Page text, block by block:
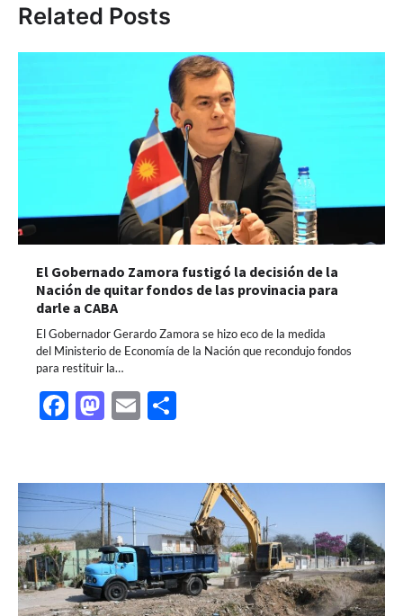
Related Posts
El Gobernado Zamora fustigó la decisión de la
Nación de quitar fondos de las provinacia para
darle a CABA
El Gobernador Gerardo Zamora se hizo eco de la medida
del Ministerio de Economía de la Nación que recondujo fondos
para restituir la…
Facebook
Mastodon
Email